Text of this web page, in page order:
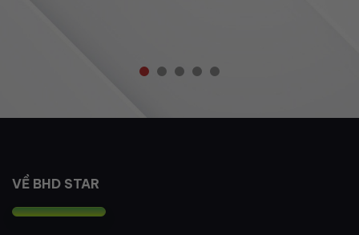
VỀ BHD STAR